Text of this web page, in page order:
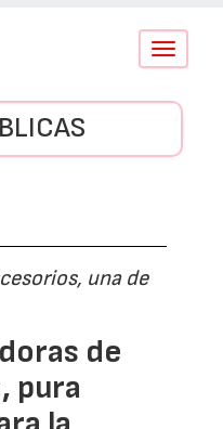
Conmutar
una de
de
pura